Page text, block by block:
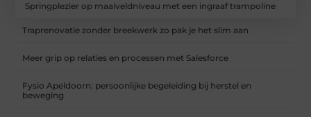
Springplezier op maaiveldniveau met een ingraaf trampoline
Traprenovatie zonder breekwerk zo pak je het slim aan
Meer grip op relaties en processen met Salesforce
Fysio Apeldoorn: persoonlijke begeleiding bij herstel en
beweging